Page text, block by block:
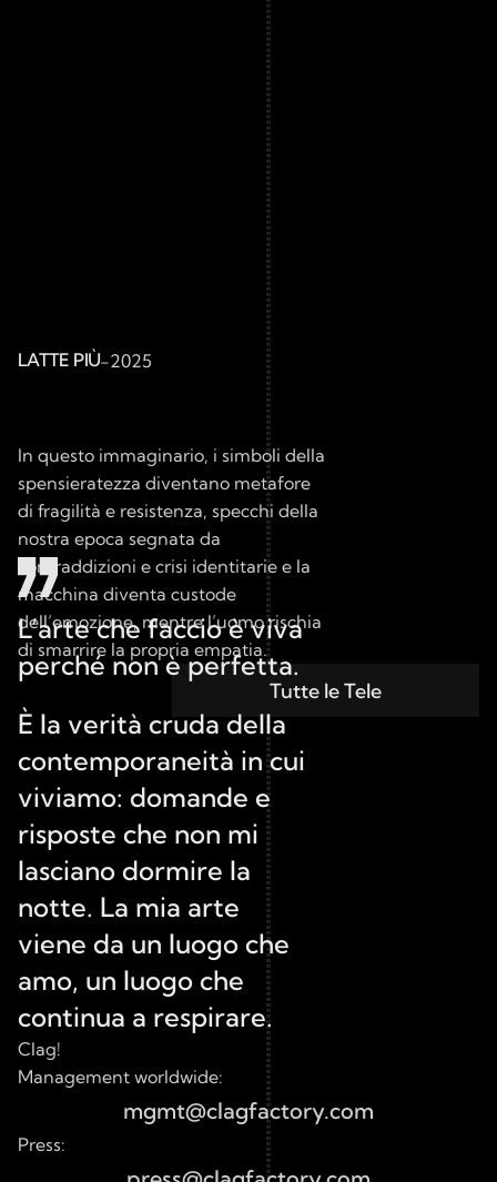
LATTE PIÙ-2025
In questo immaginario, i simboli della
spensieratezza diventano metafore
di fragilità e resistenza, specchi della
nostra epoca segnata da
contraddizioni e crisi identitarie e la
macchina diventa custode
dell’emozione, mentre l’uomo rischia
di smarrire la propria empatia.
Tutte le Tele
L’arte che faccio è viva
perché non è perfetta.
È la verità cruda della
contemporaneità in cui
viviamo: domande e
risposte che non mi
lasciano dormire la
notte. La mia arte
viene da un luogo che
amo, un luogo che
continua a respirare.
Clag!
Management worldwide:
mgmt@clagfactory.com
Press: